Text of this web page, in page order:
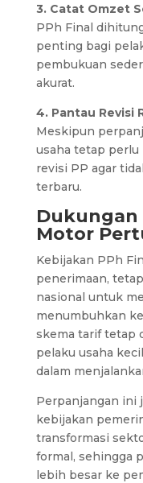
3. Catat Omzet
PPh Final
penting bagi
pembukuan
akurat.
4. Pantau Revisi
Meskipun
usaha tetap
revisi PP agar
terbaru.
Dukungan
Motor
Kebijakan PPh
penerimaan,
nasional untuk
menumbuhkan
skema tarif tetap
pelaku usaha
dalam
Perpanjangan ini
kebijakan
transformasi
formal, sehingga
lebih besar ke